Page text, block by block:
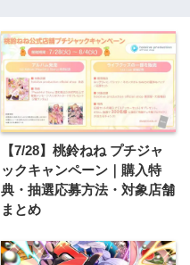
【7/28】桃鈴ねね プチジャ
ックキャンペーン｜購入特
典・抽選応募方法・対象店舗
まとめ